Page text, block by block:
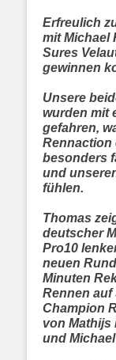
Erfreulich
mit Michael
Sures
gewinnen
Unsere
wurden mit
gefahren,
Rennaction
besonders
und
fühlen.
Thomas
deutscher
Pro10
neuen
Minuten
Rennen auf
Champion
von Mathijs
und